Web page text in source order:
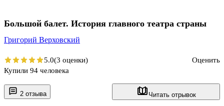
2 отзыва Читать отрывок
Большой балет. История главного театра страны
Григорий Верховский
5.0(3 оценки)
Оценить
Купили 94 человека